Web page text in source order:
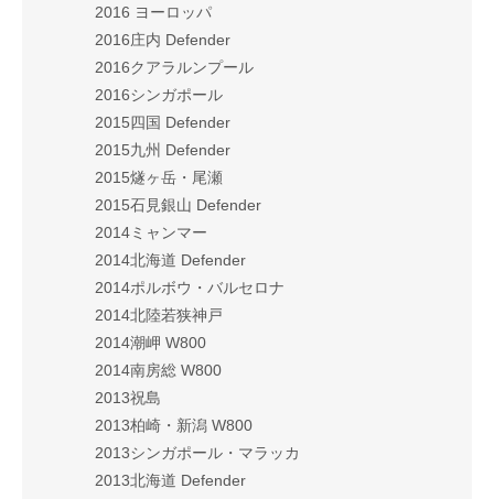
2016 ヨーロッパ
2016庄内 Defender
2016クアラルンプール
2016シンガポール
2015四国 Defender
2015九州 Defender
2015燧ヶ岳・尾瀬
2015石見銀山 Defender
2014ミャンマー
2014北海道 Defender
2014ポルボウ・バルセロナ
2014北陸若狭神戸
2014潮岬 W800
2014南房総 W800
2013祝島
2013柏崎・新潟 W800
2013シンガポール・マラッカ
2013北海道 Defender